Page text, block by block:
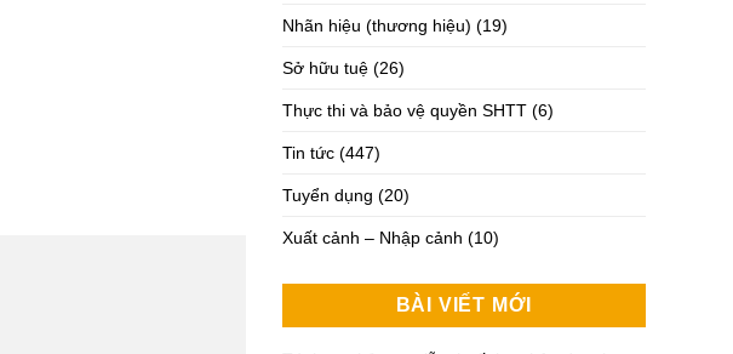
Nhãn hiệu (thương hiệu) (19)
Sở hữu tuệ (26)
Thực thi và bảo vệ quyền SHTT (6)
Tin tức (447)
Tuyển dụng (20)
Xuất cảnh – Nhập cảnh (10)
BÀI VIẾT MỚI